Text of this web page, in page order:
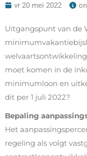
vr 20 mei 2022
Uitgangspunt van de
moet komen in de
minimumloon en
dit per 1 juli 2022?
Bepaling
Het
regeling als volgt